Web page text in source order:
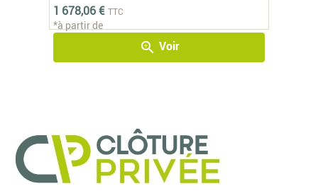
1 678,06 € TTC
*à partir de
zoom_in Voir